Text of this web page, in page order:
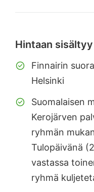
Hintaan sisältyy
Finnairin
Helsinki
Suomalaisen
Kerojärven
ryhmän
Tulopäivänä
vastassa
ryhmä